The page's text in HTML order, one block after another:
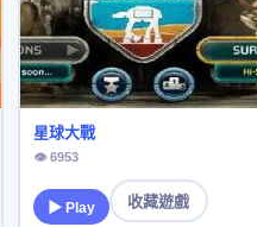
星球大戰
👁 6953
▶ Play 收藏遊戲